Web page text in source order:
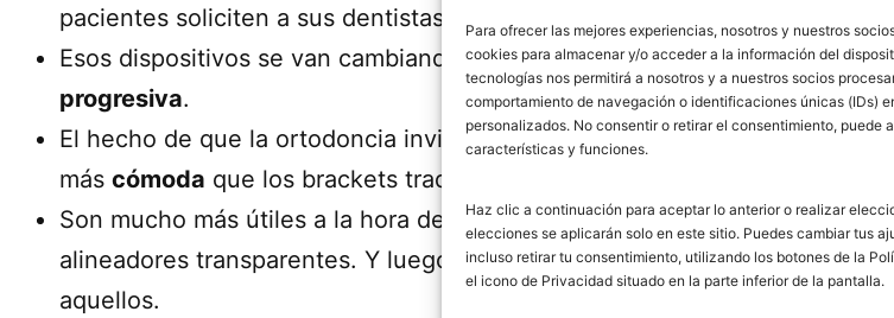
Para ofrecer las mejores experiencias, nosotros y nuestros
cookies para almacenar y/o acceder a la información del
tecnologías nos permitirá a nosotros y a nuestros socios
comportamiento de navegación o identificaciones únicas (IDs)
personalizados. No consentir o retirar el consentimiento, puede
características y funciones.
Haz clic a continuación para aceptar lo anterior o realizar
elecciones se aplicarán solo en este sitio. Puedes cambiar tus
incluso retirar tu consentimiento, utilizando los botones de la
el icono de Privacidad situado en la parte inferior de la pantalla.
pacientes soliciten a sus dentistas que les coloquen aquellos porque así
Esos dispositivos se van cambiando aproximadamente cada quince días
progresiva.
El hecho de que la ortodoncia invisible tenga la misma forma que los
más cómoda que los brackets tradicionales.
Son mucho más útiles a la hora de mantener una perfectahigiene
alineadores transparentes. Y luego, una vez terminado y después de
aquellos.